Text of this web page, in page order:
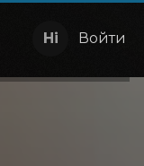
Войти